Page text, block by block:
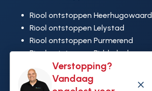
Verstopping?
Vandaag
M
Riool ontstoppen Heerhugowaard
Riool ontstoppen Lelystad
Riool ontstoppen Purmerend
Riool ontstoppen Ridderkerk
Riool ontstoppen Rijswijk
Riool ontstoppen Hoek van Holland